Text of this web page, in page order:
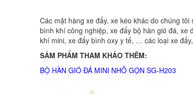
Các mặt hàng xe đẩy, xe kéo khác do chúng tôi
bình khí công nghiệp, xe đẩy bộ hàn gió đá,
khí mini, xe đẩy bình oxy y tế, … các loại xe
SẢM PHẨM THAM KHẢO THÊM:
BỘ HÀN GIÓ ĐÁ MINI NHỎ GỌN SG-H203